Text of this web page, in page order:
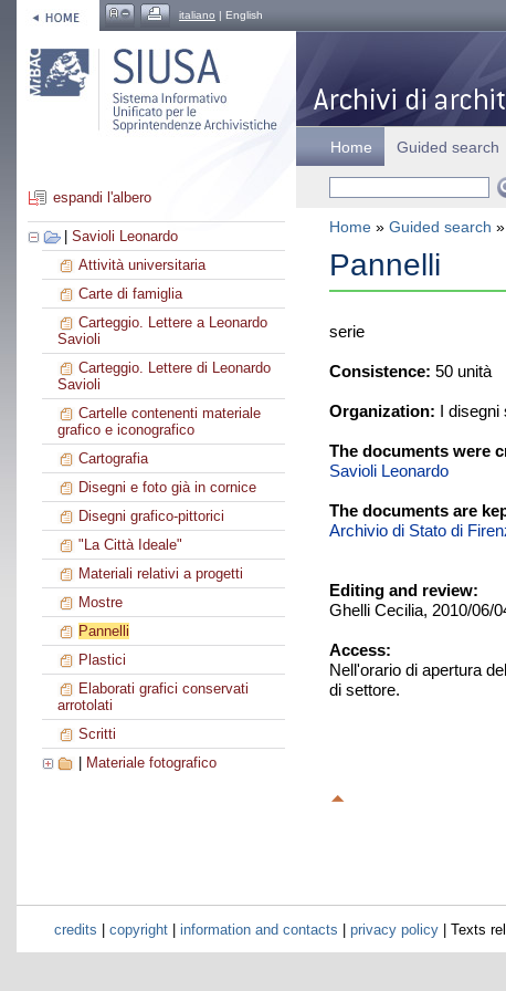
italiano | English
espandi l'albero
Savioli Leonardo
Attività universitaria
Carte di famiglia
Carteggio. Lettere a Leonardo
Savioli
Carteggio. Lettere di Leonardo
Savioli
Cartelle contenenti materiale
grafico e iconografico
Cartografia
Disegni e foto già in cornice
Disegni grafico-pittorici
"La Città Ideale"
Materiali relativi a progetti
Mostre
Pannelli
Plastici
Elaborati grafici conservati
arrotolati
Scritti
Materiale fotografico
Home Guided search
Home » Guided search »
Pannelli
serie
Consistence: 50 unità
Organization: I disegni
The documents were
Savioli Leonardo
The documents are
Archivio di Stato di
Editing and review:
Ghelli Cecilia, 2010/06/
Access:
Nell'orario di apertura
di settore.
credits | copyright| information and contacts | privacy policy| Texts